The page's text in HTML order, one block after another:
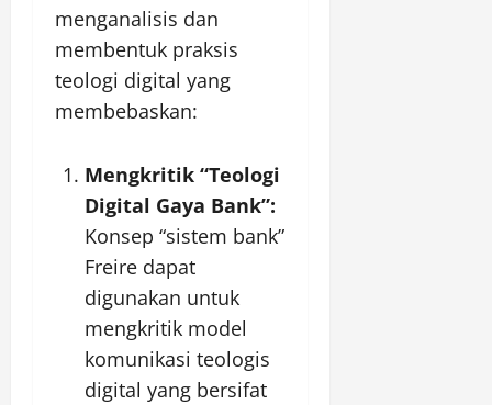
menganalisis dan
membentuk praksis
teologi digital yang
membebaskan:
Mengkritik “Teologi
Digital Gaya Bank”:
Konsep “sistem bank”
Freire dapat
digunakan untuk
mengkritik model
komunikasi teologis
digital yang bersifat